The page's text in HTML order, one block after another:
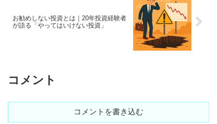
お勧めしない投資とは｜20年投資経験者
が語る「やってはいけない投資」
コメント
コメントを書き込む